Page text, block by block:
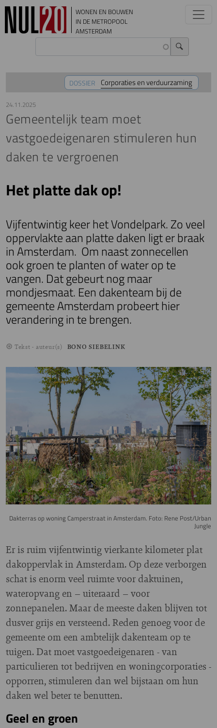
Overslaan en naar de inhoud gaan
WONEN EN BOUWEN
IN DE METROPOOL
AMSTERDAM
DOSSIER Corporaties en verduurzaming
24.11.2025
Gemeentelijk team moet
vastgoedeigenaren stimuleren hun
daken te vergroenen
Het platte dak op!
Vijfentwintig keer het Vondelpark. Zo veel
oppervlakte aan platte daken ligt er braak
in Amsterdam. Om naast zonnecellen
ook groen te planten of water op te
vangen. Dat gebeurt nog maar
mondjesmaat. Een dakenteam bij de
gemeente Amsterdam probeert hier
verandering in te brengen.
Tekst - auteur(s) BONO SIEBELINK
Image
Dakterras op woning Camperstraat in Amsterdam. Foto: Rene Post/Urban
Jungle
Er is ruim vijfentwintig vierkante kilometer plat
dakoppervlak in Amsterdam. Op deze verborgen
schat is enorm veel ruimte voor daktuinen,
wateropvang en – uiteraard – voor
zonnepanelen. Maar de meeste daken blijven tot
dusver grijs en versteend. Reden genoeg voor de
gemeente om een ambtelijk dakenteam op te
tuigen. Dat moet vastgoedeigenaren - van
particulieren tot bedrijven en woningcorporaties -
opporren, stimuleren dan wel bijstaan om hun
daken wel beter te benutten.
Geel en groen